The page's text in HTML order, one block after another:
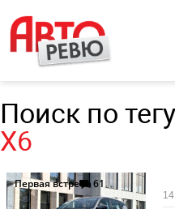
Поиск по тегу
X6
Первая встреча61